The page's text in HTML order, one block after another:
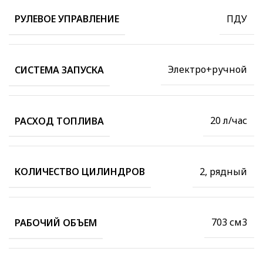
РУЛЕВОЕ УПРАВЛЕНИЕ ПДУ
СИСТЕМА ЗАПУСКА Электро+ручной
РАСХОД ТОПЛИВА 20 л/час
КОЛИЧЕСТВО ЦИЛИНДРОВ 2, рядный
РАБОЧИЙ ОБЪЕМ 703 см3